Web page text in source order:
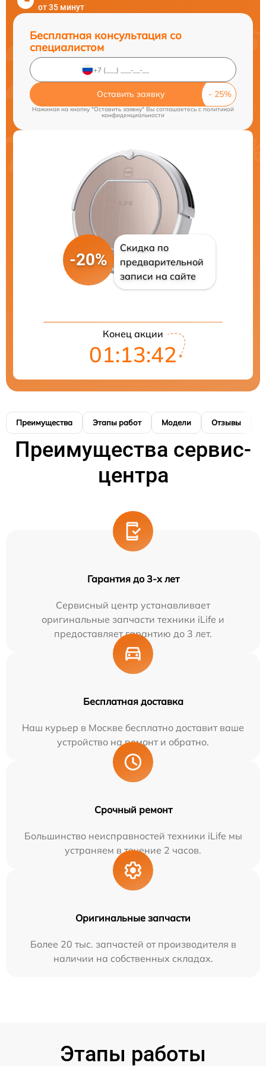
от 35 минут
Бесплатная консультация со
специалистом
Оставить заявку
Нажимая на кнопку "Оставить заявку" Вы соглашаетесь c политикой
конфиденциальности
-20%
Скидка по
предварительной
записи на сайте
Конец акции
01:13:41
Преимущества Этапы работ Модели Отзывы
Преимущества сервис-
центра
Гарантия до 3-х лет
Сервисный центр устанавливает
оригинальные запчасти техники iLife и
предоставляет гарантию до 3 лет.
Бесплатная доставка
Наш курьер в Москве бесплатно доставит ваше
устройство на ремонт и обратно.
Срочный ремонт
Большинство неисправностей техники iLife мы
устраняем в течение 2 часов.
Оригинальные запчасти
Более 20 тыс. запчастей от производителя в
наличии на собственных складах.
Этапы работы